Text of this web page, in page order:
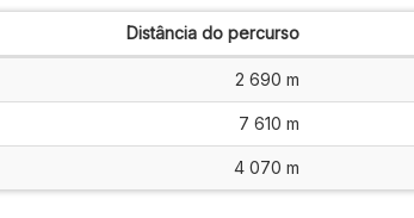
Distância do percurso
2 690 m
7 610 m
4 070 m